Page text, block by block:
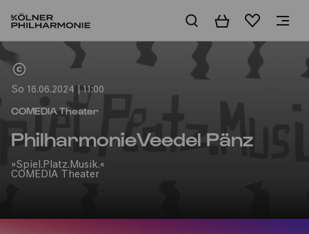
WarenkorbMerkliste
So 16.06.2024 | 11:00
COMEDIA Theater
PhilharmonieVeedel Pänz
»Spiel.Platz.Musik.«
COMEDIA Theater